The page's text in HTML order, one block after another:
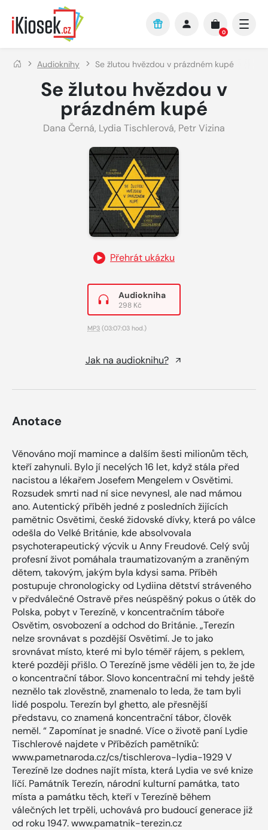
Přejít na hlavní obsah
0
Audioknihy Se žlutou hvězdou v prázdném kupé
Se žlutou hvězdou v
prázdném kupé
Dana Černá, Lydia Tischlerová, Petr Vizina
Přehrát ukázku
Audiokniha
298 Kč
MP3 (03:07:03 hod.)
Jak na audioknihu?
Anotace
Věnováno mojí mamince a dalším šesti milionům těch,
kteří zahynuli. Bylo jí necelých 16 let, když stála před
nacistou a lékařem Josefem Mengelem v Osvětimi.
Rozsudek smrti nad ní sice nevynesl, ale nad mámou
ano. Autentický příběh jedné z posledních žijících
pamětnic Osvětimi, české židovské dívky, která po válce
odešla do Velké Británie, kde absolvovala
psychoterapeutický výcvik u Anny Freudové. Celý svůj
profesní život pomáhala traumatizovaným a zraněným
dětem, takovým, jakým byla kdysi sama. Příběh
postupuje chronologicky od Lydiina dětství stráveného
v předválečné Ostravě přes neúspěšný pokus o útěk do
Polska, pobyt v Terezíně, v koncentračním táboře
Osvětim, osvobození a odchod do Británie. „Terezín
nelze srovnávat s pozdější Osvětimí. Je to jako
srovnávat místo, které mi bylo téměř rájem, s peklem,
které později přišlo. O Terezíně jsme věděli jen to, že jde
o koncentrační tábor. Slovo koncentrační mi tehdy ještě
neznělo tak zlověstně, znamenalo to leda, že tam byli
lidé pospolu. Terezín byl ghetto, ale přesnější
představu, co znamená koncentrační tábor, člověk
neměl. “ Zapomínat je snadné. Více o životě paní Lydie
Tischlerové najdete v Příbězích pamětníků:
www.pametnaroda.cz/cs/tischlerova-lydia-1929 V
Terezíně lze dodnes najít místa, která Lydia ve své knize
líčí. Památník Terezín, národní kulturní památka, tato
místa a památku těch, kteří v Terezíně během
válečných let trpěli, uchovává pro budoucí generace již
od roku 1947. www.pamatnik-terezin.cz